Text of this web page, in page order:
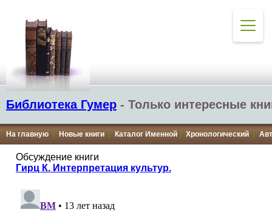
Библиотека Гумер - Только интересные
На главную Новые книги Каталог Именной Хронологический
Обсуждение книги
Гирц К. Интерпретация культур.